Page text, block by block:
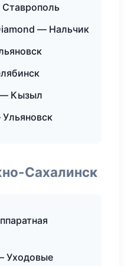
— Нальчик
— Кызыл
Сахалинск
Уходовые